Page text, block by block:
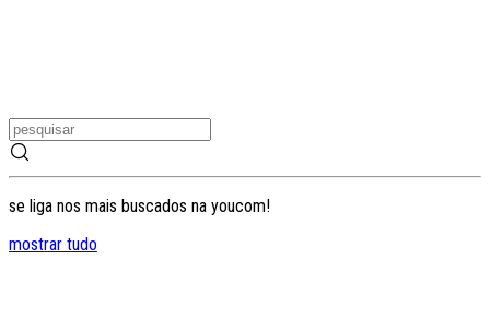
se liga nos mais buscados na youcom!
mostrar tudo